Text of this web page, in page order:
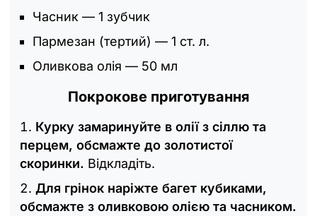
Часник — 1 зубчик
Пармезан (тертий) — 1 ст. л.
Оливкова олія — 50 мл
Покрокове приготування
Курку замаринуйте в олії з сіллю та
перцем, обсмажте до золотистої
скоринки. Відкладіть.
Для грінок наріжте багет кубиками,
обсмажте з оливковою олією та часником.